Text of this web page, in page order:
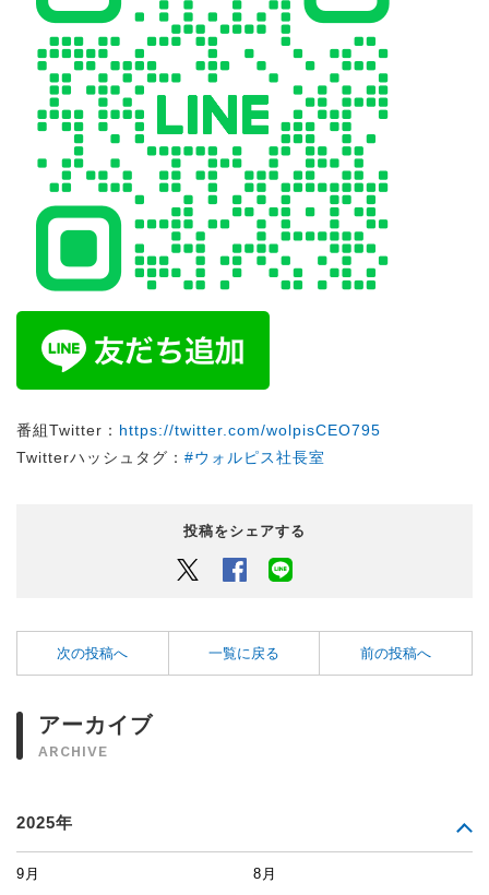
番組Twitter： https://twitter.com/wolpisCEO795
Twitterハッシュタグ： #ウォルピス社長室
投稿をシェアする
Twitter Facebook
次の投稿へ 一覧に戻る 前の投稿へ
アーカイブ
ARCHIVE
2025年
9月 8月